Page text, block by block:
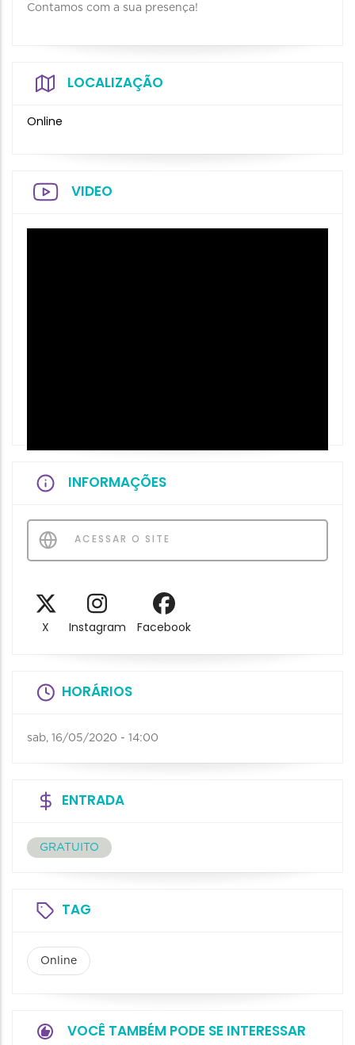
Contamos com a sua presença!
LOCALIZAÇÃO
Online
VIDEO
INFORMAÇÕES
ACESSAR O SITE
X Instagram Facebook
HORÁRIOS
sab, 16/05/2020 - 14:00
ENTRADA
GRATUITO
TAG
Online
VOCÊ TAMBÉM PODE SE INTERESSAR